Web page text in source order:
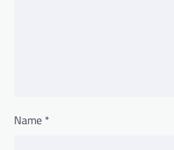
Name *